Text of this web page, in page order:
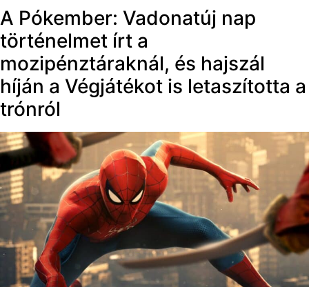
A Pókember: Vadonatúj nap
történelmet írt a
mozipénztáraknál, és hajszál
híján a Végjátékot is letaszította a
trónról